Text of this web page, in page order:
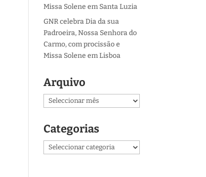
Missa Solene em Santa Luzia
GNR celebra Dia da sua
Padroeira, Nossa Senhora do
Carmo, com procissão e
Missa Solene em Lisboa
Arquivo
Arquivo
Categorias
Categorias